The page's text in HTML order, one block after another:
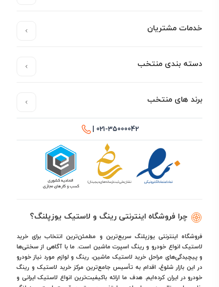
خدمات مشتریان
دسته بندی منتخب
برند های منتخب
021-35000042 |
چرا فروشگاه اینترنتی رینگ و لاستیک یوزپلنگ؟
فروشگاه اینترنتی یوزپلنگ سریع‌ترین و مطمئن‌ترین انتخاب برای خرید
لاستیک انواع خودرو و رینگ اسپرت ماشین است. ما با آگاهی از سختی‌ها
و پیچیدگی‌های مراحل خرید لاستیک ماشین، رینگ و لوازم مورد نیاز خودرو
در این بازار شلوغ، اقدام به تأسیس جامع‌ترین مرکز خرید لاستیک و رینگ
خودرو در ایران کرده‌ایم. هدف ما ارائه باکیفیت‌ترین انواع لاستیک ایرانی و